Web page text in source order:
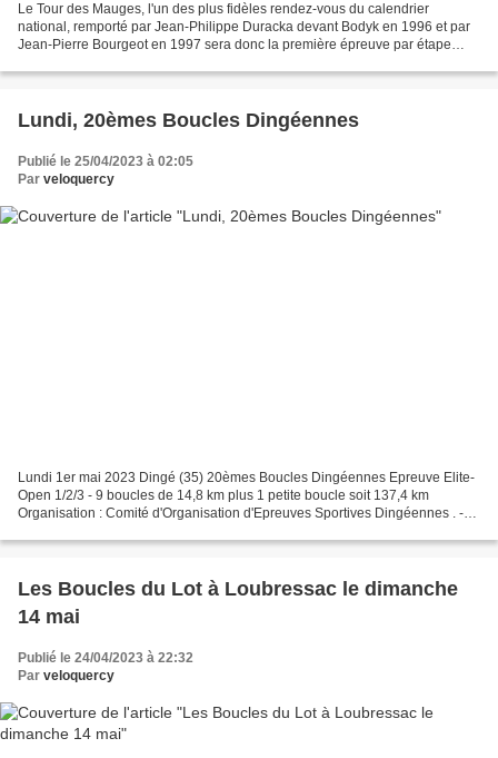
Le Tour des Mauges, l'un des plus fidèles rendez-vous du calendrier
national, remporté par Jean-Philippe Duracka devant Bodyk en 1996 et par
Jean-Pierre Bourgeot en 1997 sera donc la première épreuve par étape
Lundi, 20èmes Boucles Dingéennes
Publié le 25/04/2023 à 02:05
Par veloquercy
Lundi 1er mai 2023 Dingé (35) 20èmes Boucles Dingéennes Epreuve Elite-
Open 1/2/3 - 9 boucles de 14,8 km plus 1 petite boucle soit 137,4 km
Organisation : Comité d'Organisation d'Epreuves Sportives Dingéennes . -
Les Boucles du Lot à Loubressac le dimanche
14 mai
Publié le 24/04/2023 à 22:32
Par veloquercy